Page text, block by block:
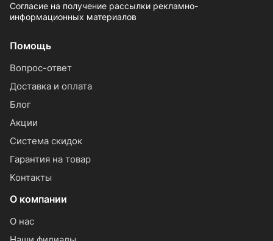
Согласие на получение рассылки рекламно-
информационных материалов
Помощь
Вопрос-ответ
Доставка и оплата
Блог
Акции
Система скидок
Гарантия на товар
Контакты
О компании
О нас